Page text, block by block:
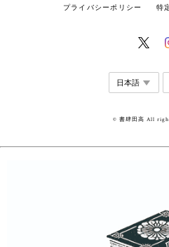
プライバシーポリシー 特
© 書肆田高 All